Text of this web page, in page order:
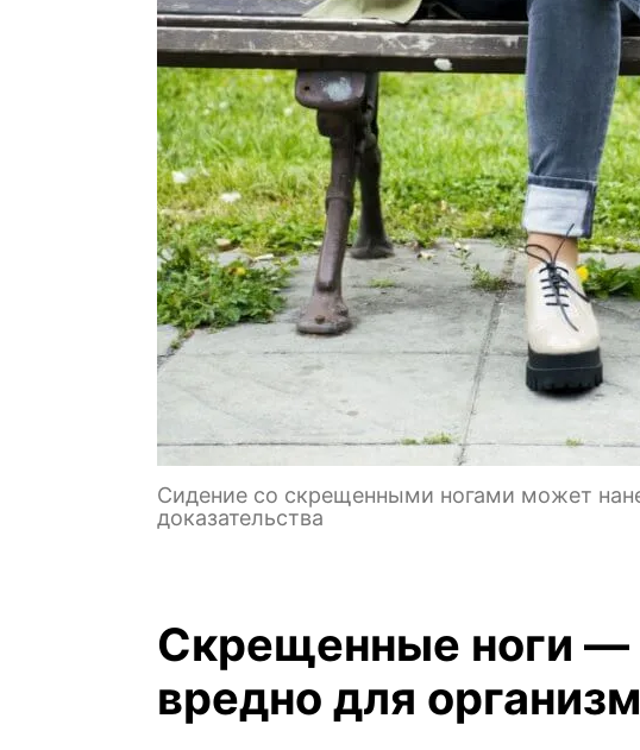
Сидение со скрещенными ногами может
доказательства
Скрещенные ноги —
вредно для